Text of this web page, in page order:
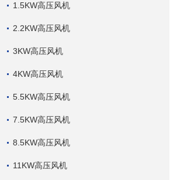
1.5KW高压风机
2.2KW高压风机
3KW高压风机
4KW高压风机
5.5KW高压风机
7.5KW高压风机
8.5KW高压风机
11KW高压风机